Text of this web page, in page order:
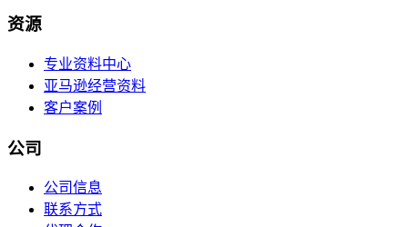
资源
专业资料中心
亚马逊经营资料
客户案例
公司
公司信息
联系方式